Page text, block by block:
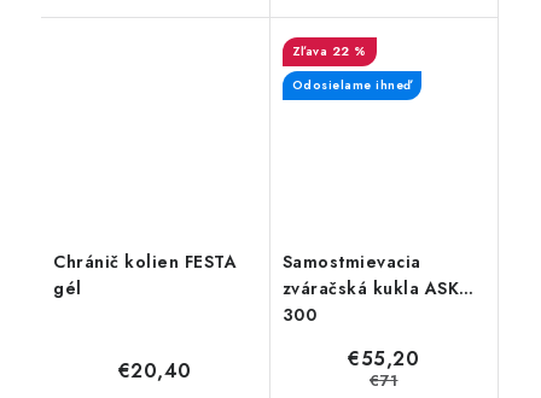
Chránič kolien FESTA
gél
€20,40
Samostmievacia
zváračská kukla ASK
300
22 %
Odosielame ihneď
€55,20
€71